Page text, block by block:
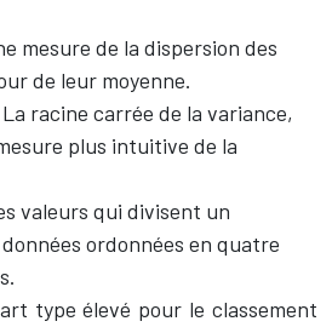
mesure de la dispersion des
de leur moyenne.
La racine carrée de la variance,
plus intuitive de la
valeurs qui divisent un
ordonnées en quatre
type élevé pour le classement